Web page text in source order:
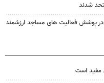
شدند
در پوشش فعالیت های مساجد ارزشمند
مفید است